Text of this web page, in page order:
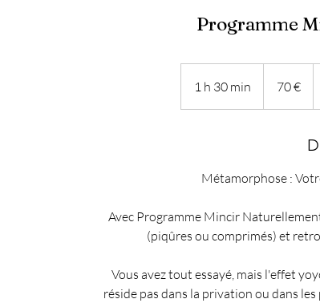
Programme
1 h 30 min
3
n
70 €
Métamorphose :
Avec Programme Mincir
(piqûres ou comprimés) et
Vous avez tout essayé, mais l'effet
réside pas dans la privation ou dans